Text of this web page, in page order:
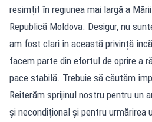
resimțit în regiunea mai largă a
Republică Moldova. Desigur, nu
am fost clari în această privință
facem parte din efortul de oprire a
pace stabilă. Trebuie să căutăm
Reiterăm sprijinul nostru pentru un
și necondițional și pentru urmărirea